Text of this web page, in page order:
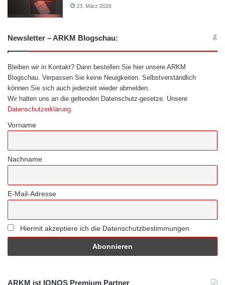
23. März 2026
Newsletter – ARKM Blogschau:
Bleiben wir in Kontakt? Dann bestellen Sie hier unsere ARKM
Blogschau. Verpassen Sie keine Neuigkeiten. Selbstverständlich
können Sie sich auch jederzeit wieder abmelden.
Wir halten uns an die geltenden Datenschutz-gesetze. Unsere
Datenschutzerklärung
Vorname
Nachname
E-Mail-Adresse
Hiermit akzeptiere ich die Datenschutzbestimmungen
ARKM ist IONOS Premium Partner